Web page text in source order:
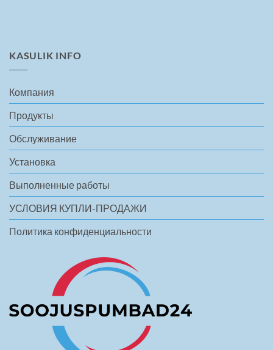
KASULIK INFO
Компания
Продукты
Обслуживание
Установка
Выполненные работы
УСЛОВИЯ КУПЛИ-ПРОДАЖИ
Политика конфиденциальности